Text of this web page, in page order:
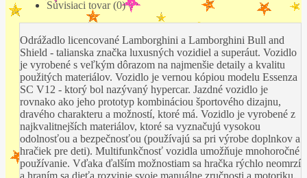
Súvisiaci tovar (0)
Odrážadlo licencované Lamborghini a Lamborghini Bull and
Shield - talianska značka luxusných vozidiel a superáut. Vozidlo
je vyrobené s veľkým dôrazom na najmenšie detaily a kvalitu
použitých materiálov. Vozidlo je vernou kópiou modelu Essenza
SC V12 - ktorý bol nazývaný hypercar. Jazdné vozidlo je
rovnako ako jeho prototyp kombináciou športového dizajnu,
dravého charakteru a možností, ktoré má. Vozidlo je vyrobené z
najkvalitnejších materiálov, ktoré sa vyznačujú vysokou
odolnosťou a bezpečnosťou (používajú sa pri výrobe doplnkov a
hračiek pre deti). Multifunkčnosť vozidla umožňuje mnohoročné
používanie. Vďaka ďalším možnostiam sa hračka rýchlo neomrzí
a hraním sa dieťa rozvinie svoje manuálne zručnosti a motoriku.